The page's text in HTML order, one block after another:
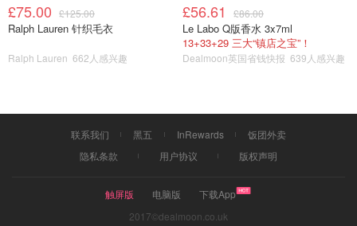
£75.00 £125.00
Ralph Lauren 针织毛衣
Ralph Lauren 662人感兴趣
£56.61 £86.00
Le Labo Q版香水 3x7ml
13+33+29 三大“镇店之宝”！
Dealmoon英国省钱快报 639人感兴趣
联系我们 黑五 InRewards
饭团外卖
隐私条款
用户协议 版权声明
触屏版 电脑版
下载App
2017©dealmoon.co.uk